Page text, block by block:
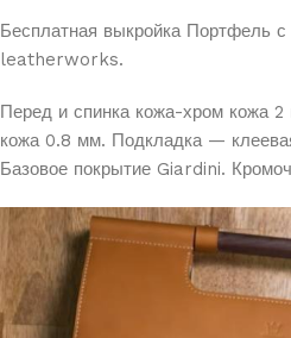
Бесплатная выкройка Портфель с
leatherworks.
Перед и спинка кожа-хром кожа
кожа 0.8 мм. Подкладка —
Базовое покрытие Giardini.